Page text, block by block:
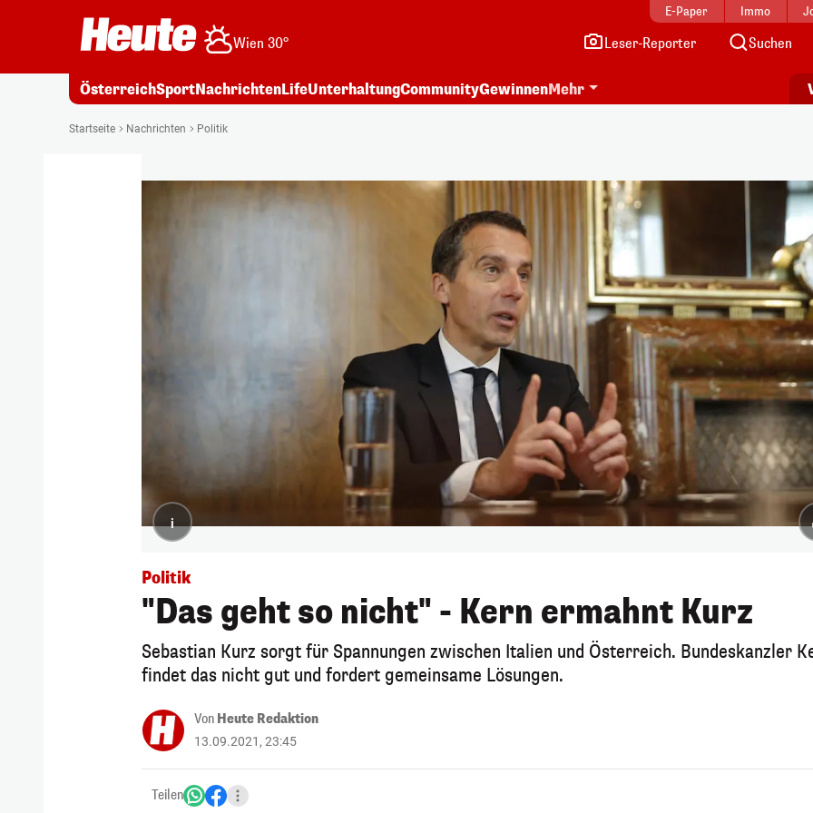
E-Paper Immo
Wien 30° Leser-Reporter Suchen
ÖsterreichSportNachrichtenLifeUnterhaltungCommunityGewinnenMehr
Startseite Nachrichten Politik
i
Politik
"Das geht so nicht" - Kern ermahnt Kurz
Sebastian Kurz sorgt für Spannungen zwischen Italien und Österreich. Bundeskanzler
findet das nicht gut und fordert gemeinsame Lösungen.
Von Heute Redaktion
13.09.2021, 23:45
Teilen